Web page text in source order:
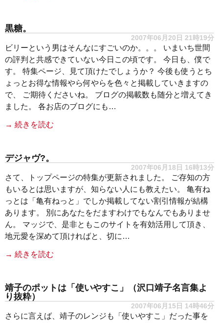
黒糖。
2007年06月20日 21時19分
ビリーという男はそんなにすごいのか。。。 いまいち世間
の評判と共感できていない今日この頃です。 今日も、僕で
す。 特集ページ、見て頂けたでしょうか？ 今後も使うとち
ょっとお得な情報やら何やらを色々と掲載していきますの
で、 ご期待くださいね。 ブログの掲載数も随分と増えてき
ました。 各お店のブログにも…
→ 続きを読む
デジャヴ?。
2007年06月18日 16時13分
さて、トップページの特集が更新されました。 ご存知の方
もいるとは思いますが、知らない人にも教えたい。 亀有ね
っとは「亀有ねっと」でしか掲載してない割引情報が結構
あります。 別にあなたをだますわけでもなんでもありませ
ん。 マッジで、是非ともこのサイトを有効活用して頂き、
地元愛を深めて頂ければと、切に…
→ 続きを読む
靖子のポットは「使いやすこ」（沢口靖子名言集よ
り抜粋）
2007年06月15日 14時46分
さらに言えば、靖子のレンジも「使いやすこ」だった事を